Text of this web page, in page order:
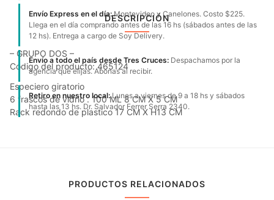
Envío Express en el día:Montevideo y Canelones. Costo $225.
Llega en el día comprando antes de las 16 hs (sábados antes de las
12 hs). Entrega a cargo de Soy Delivery.
Envío a todo el país desde Tres Cruces: Despachamos por la
agencia que elijas. Abonas al recibir.
Retiro en nuestro local:Lunes a viernes de 9 a 18 hs y sábados
hasta las 13 hs. Dr. Salvador Ferrer Serra 2340.
DESCRIPCIÓN
– GRUPO DOS –
Código del producto: 465124
Especiero giratorio
6 frascos de vidrio . 100 ML 8 CM X 5 CM
Rack redondo de plastico 17 CM X H13 CM
PRODUCTOS RELACIONADOS